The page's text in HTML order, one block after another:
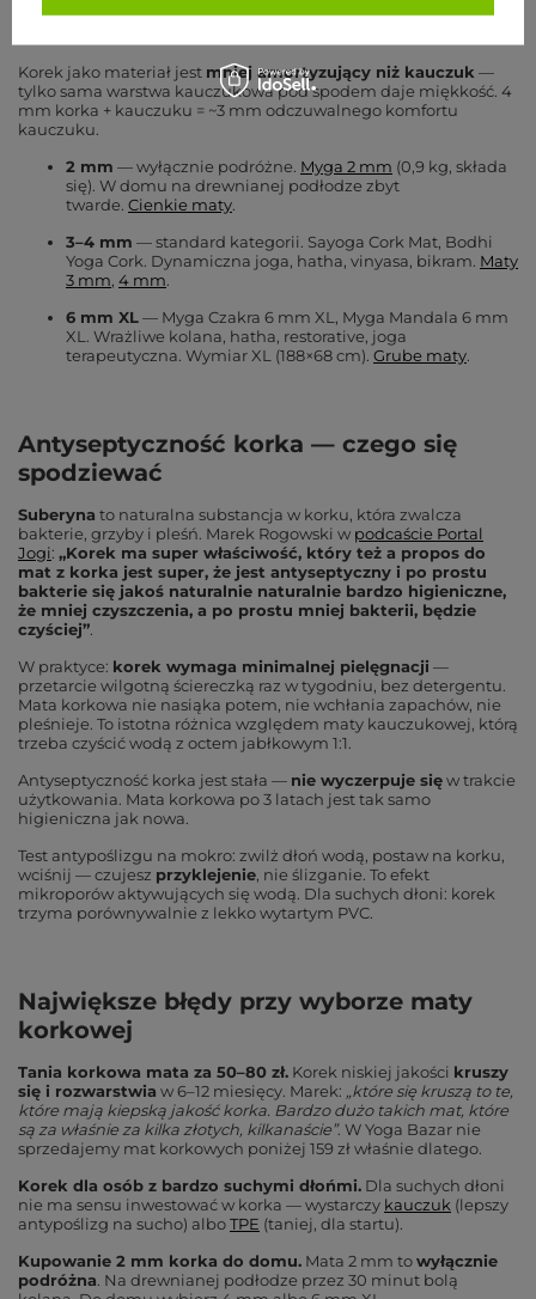
Korek jako materiał jest mniej amortyzujący niż kauczuk —
tylko sama warstwa kauczukowa pod spodem daje miękkość. 4
mm korka + kauczuku = ~3 mm odczuwalnego komfortu
kauczuku.
2 mm — wyłącznie podróżne. Myga 2 mm (0,9 kg, składa
się). W domu na drewnianej podłodze zbyt
twarde. Cienkie maty.
3–4 mm — standard kategorii. Sayoga Cork Mat, Bodhi
Yoga Cork. Dynamiczna joga, hatha, vinyasa, bikram. Maty
3 mm, 4 mm.
6 mm XL— Myga Czakra 6 mm XL, Myga Mandala 6 mm
XL. Wrażliwe kolana, hatha, restorative, joga
terapeutyczna. Wymiar XL (188×68 cm). Grube maty.
Antyseptyczność korka — czego się
spodziewać
Suberyna to naturalna substancja w korku, która zwalcza
bakterie, grzyby i pleśń. Marek Rogowski w podcaście Portal
Jogi: „Korek ma super właściwość, który też a propos do
mat z korka jest super, że jest antyseptyczny i po prostu
bakterie się jakoś naturalnie naturalnie bardzo higieniczne,
że mniej czyszczenia, a po prostu mniej bakterii, będzie
czyściej”.
W praktyce: korek wymaga minimalnej pielęgnacji —
przetarcie wilgotną ściereczką raz w tygodniu, bez detergentu.
Mata korkowa nie nasiąka potem, nie wchłania zapachów, nie
pleśnieje. To istotna różnica względem maty kauczukowej, którą
trzeba czyścić wodą z octem jabłkowym 1:1.
Antyseptyczność korka jest stała — nie wyczerpuje sięw trakcie
użytkowania. Mata korkowa po 3 latach jest tak samo
higieniczna jak nowa.
Test antypoślizgu na mokro: zwilż dłoń wodą, postaw na korku,
wciśnij — czujesz przyklejenie, nie ślizganie. To efekt
mikroporów aktywujących się wodą. Dla suchych dłoni: korek
trzyma porównywalnie z lekko wytartym PVC.
Największe błędy przy wyborze maty
korkowej
Tania korkowa mata za 50–80 zł. Korek niskiej jakości kruszy
się i rozwarstwia w 6–12 miesięcy. Marek:
„które się kruszą to te,
które mają kiepską jakość korka. Bardzo dużo takich mat, które
są za właśnie za kilka złotych, kilkanaście”. W Yoga Bazar nie
sprzedajemy mat korkowych poniżej 159 zł właśnie dlatego.
Korek dla osób z bardzo suchymi dłońmi. Dla suchych dłoni
nie ma sensu inwestować w korka — wystarczy kauczuk (lepszy
antypoślizg na sucho) alboTPE (taniej, dla startu).
Kupowanie 2 mm korka do domu. Mata 2 mm towyłącznie
podróżna. Na drewnianej podłodze przez 30 minut bolą